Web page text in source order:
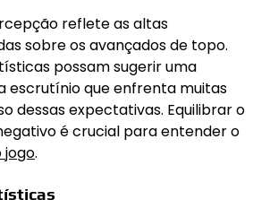
reflete as altas
sobre os avançados de topo.
possam sugerir uma
escrutínio que enfrenta muitas
dessas expectativas. Equilibrar o
é crucial para entender o
jogo.